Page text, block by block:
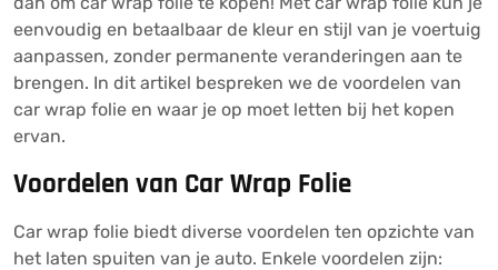
eenvoudig en betaalbaar de kleur en stijl van je voertuig
aanpassen, zonder permanente veranderingen aan te
brengen. In dit artikel bespreken we de voordelen van
car wrap folie en waar je op moet letten bij het kopen
ervan.
Voordelen van Car Wrap Folie
Car wrap folie biedt diverse voordelen ten opzichte van
het laten spuiten van je auto. Enkele voordelen zijn: